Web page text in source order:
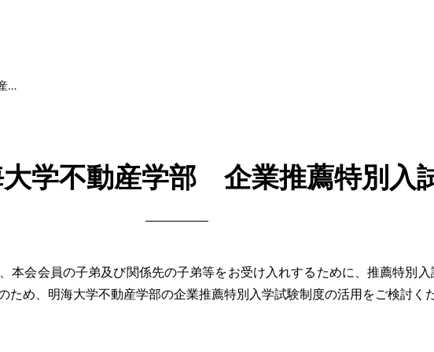
…
学不動産学部 企業推薦特別入
本会会員の子弟及び関係先の子弟等をお受け入れするために、推薦特別
め、明海大学不動産学部の企業推薦特別入学試験制度の活用をご検討くだ